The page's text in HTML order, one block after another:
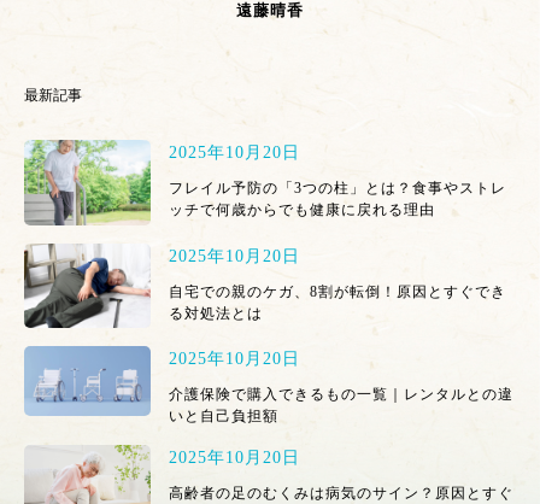
遠藤晴香
最新記事
2025年10月20日
フレイル予防の「3つの柱」とは？食事やストレ
ッチで何歳からでも健康に戻れる理由
2025年10月20日
自宅での親のケガ、8割が転倒！原因とすぐでき
る対処法とは
2025年10月20日
介護保険で購入できるもの一覧｜レンタルとの違
いと自己負担額
2025年10月20日
高齢者の足のむくみは病気のサイン？原因とすぐ